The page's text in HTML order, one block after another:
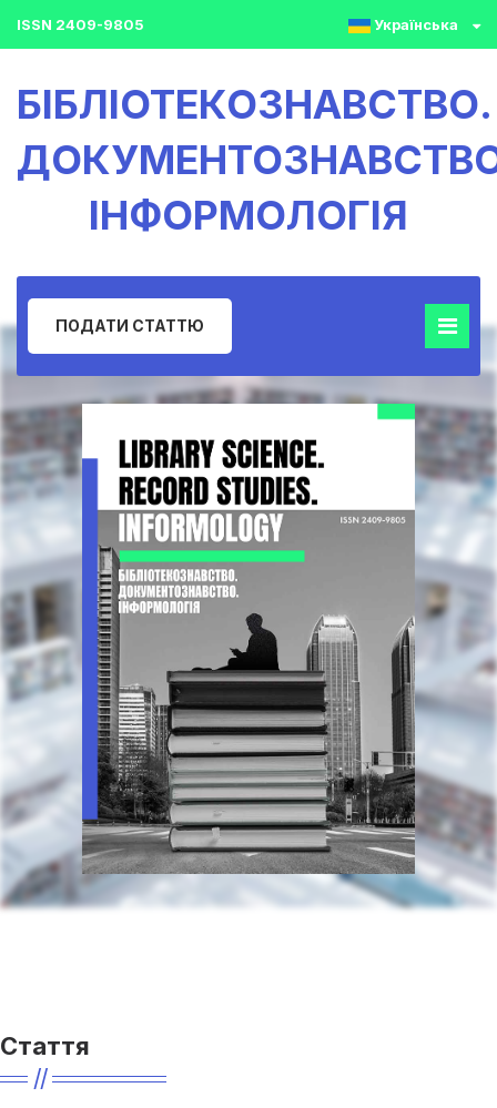
ISSN 2409-9805 Українська
БІБЛІОТЕКОЗНАВСТВО.
ІНФОРМОЛОГІЯ
ПОДАТИ СТАТТЮ
Стаття